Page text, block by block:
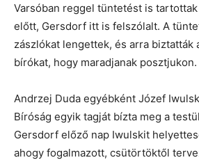
Varsóban reggel tüntetést is
előtt, Gersdorf itt is felszólalt. A
zászlókat lengettek, és arra biztatták
bírókat, hogy maradjanak posztjukon.
Andrzej Duda egyébként Józef
Bíróság egyik tagját bízta meg a
Gersdorf előző nap Iwulskit
ahogy fogalmazott, csütörtöktől